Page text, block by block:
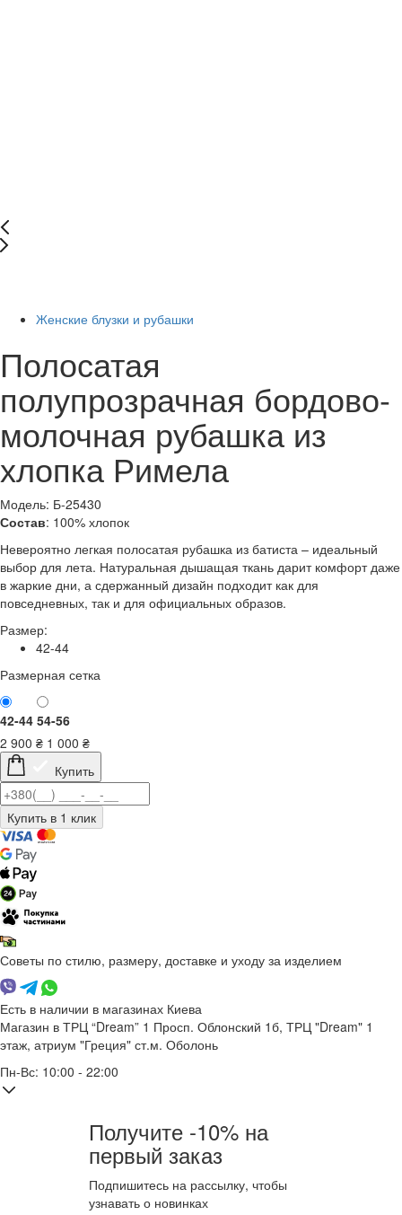
Женские блузки и рубашки
Полосатая
полупрозрачная бордово-
молочная рубашка из
хлопка Римела
Модель: Б-25430
Состав: 100% хлопок
Невероятно легкая полосатая рубашка из батиста – идеальный
выбор для лета. Натуральная дышащая ткань дарит комфорт даже
в жаркие дни, а сдержанный дизайн подходит как для
повседневных, так и для официальных образов.
Размер:
42-44
Размерная сетка
42-44 54-56
2 900 ₴ 1 000 ₴
Купить
Советы по стилю, размеру, доставке и уходу за изделием
Есть в наличии в магазинах Киева
Магазин в ТРЦ “Dream” 1 Просп. Облонский 1б, ТРЦ "Dream" 1
этаж, атриум "Греция" ст.м. Оболонь
Пн-Вс: 10:00 - 22:00
Получите -10% на
первый заказ
Подпишитесь на рассылку, чтобы
узнавать о новинках